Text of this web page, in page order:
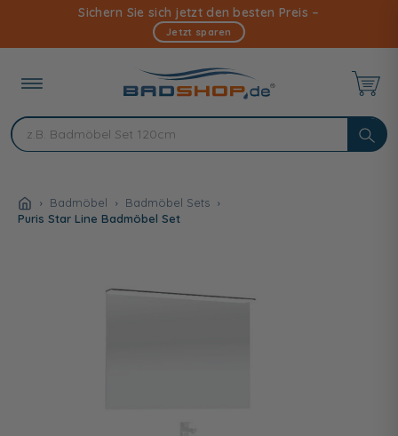
Inhalt
Sichern Sie sich jetzt den besten Preis –
Jetzt sparen
Badmöbel
Badmöbel Sets
Puris Star Line Badmöbel Set